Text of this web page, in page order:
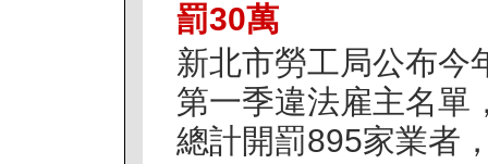
罰30萬
新北市勞工局公布今
第一季違法雇主名單
總計開罰895家業者